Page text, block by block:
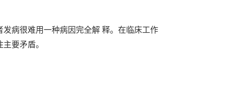
病很难用一种病因完全解 释。在临床工作
要矛盾。